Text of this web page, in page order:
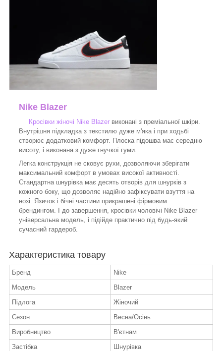
Nike Blazer
Кросівки жіночі Nike Blazer виконані з преміальної шкіри.
Внутрішня підкладка з текстилю дуже м'яка і при ходьбі
створює додатковий комфорт. Плоска підошва має середню
висоту, і виконана з дуже гнучкої гуми.
Легка конструкція не сковує рухи, дозволяючи зберігати
максимальний комфорт в умовах високої активності.
Стандартна шнурівка має десять отворів для шнурків з
кожного боку, що дозволяє надійно зафіксувати взуття на
нозі. Язичок і бічні частини прикрашені фірмовим
брендингом. І до завершення, кросівки чоловічі Nike Blazer
універсальна модель, і підійде практично під будь-який
сучасний гардероб.
Характеристика товару
Бренд
Nike
Модель
Blazer
Підлога
Жіночий
Сезон
Весна/Осінь
Виробництво
В'єтнам
Застібка
Шнурівка